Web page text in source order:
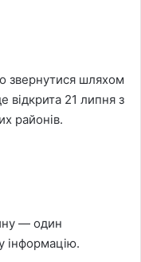
звернутися шляхом
відкрита 21 липня з
районів.
— один
інформацію.